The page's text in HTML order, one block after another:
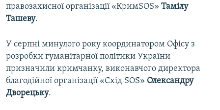
правозахисної організації «КримSOS» Тамілу
Ташеву.
У серпні минулого року координатором Офісу з
розробки гуманітарної політики України
призначили кримчанку, виконавчого директора
благодійної організації «Схід SOS» Олександру
Дворецьку.